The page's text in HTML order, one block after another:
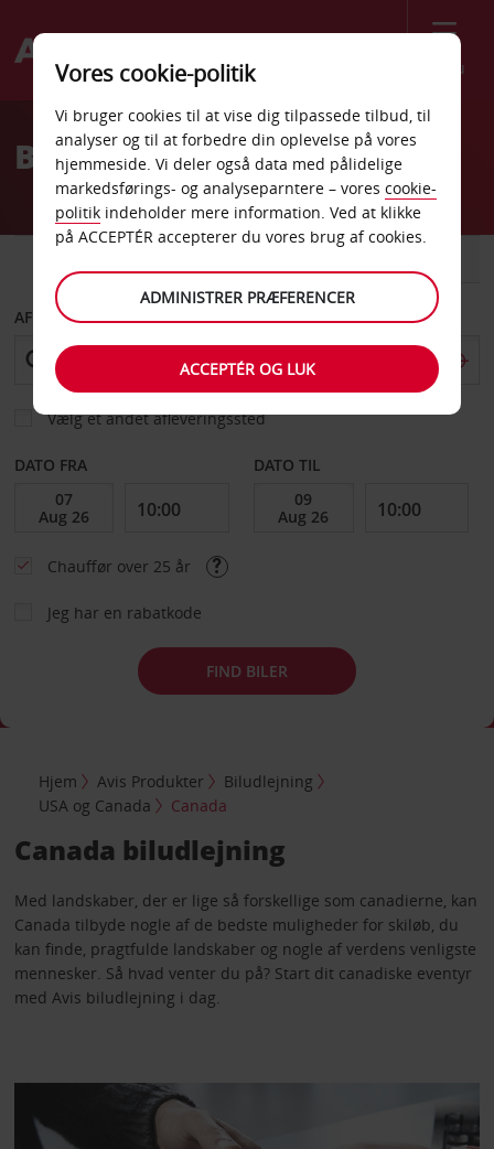
Menu
Welcome
AvisBiludlejning i Canada
AFHENT FRA
Vælg et andet afleveringssted
DATO FRA DATO TIL
Chauffør over 25 år
Jeg har en rabatkode
FIND BILER
Hjem Avis Produkter
Biludlejning
USA og Canada
Canada
Canada biludlejning
Med landskaber, der er lige så forskellige som canadierne, kan
Canada tilbyde nogle af de bedste muligheder for skiløb, du
kan finde, pragtfulde landskaber og nogle af verdens venligste
mennesker. Så hvad venter du på? Start dit canadiske eventyr
med Avis biludlejning i dag.
Vores cookie-politik
Vi bruger cookies til at vise dig tilpassede tilbud, til
analyser og til at forbedre din oplevelse på vores
hjemmeside. Vi deler også data med pålidelige
markedsførings- og analyseparntere – vores cookie-
politik indeholder mere information. Ved at klikke
på ACCEPTÉR accepterer du vores brug af cookies.
ADMINISTRER PRÆFERENCER
ACCEPTÉR OG LUK